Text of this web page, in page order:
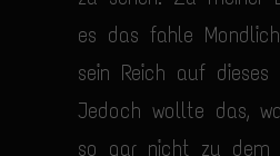
es das fahle
sein Reich auf dieses
Jedoch wollte das,
so gar nicht zu dem